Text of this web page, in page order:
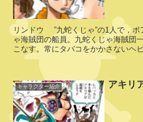
ル
(
キ
ン
ク
リンドウ ”九蛇くじゃ”の1人で，ボア・ハンコック率いる九蛇くじ
ゃ海賊団の船員。九蛇くじゃ海賊団
こなす。常にタバコをかかさないヘ
カイナへ送り届ける船上でル...
キャラクター紹介 アキリ